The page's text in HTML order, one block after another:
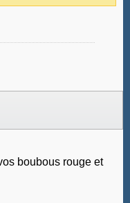
boubous rouge et